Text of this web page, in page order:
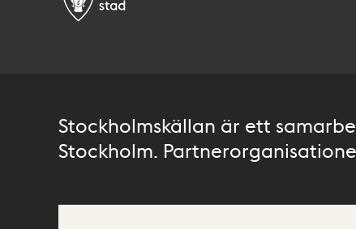
Stockholmskällan är ett
Stockholm.